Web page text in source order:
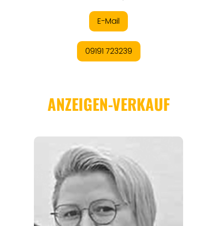
ORTE
REISEFÜHRER
REISEMAGAZINE